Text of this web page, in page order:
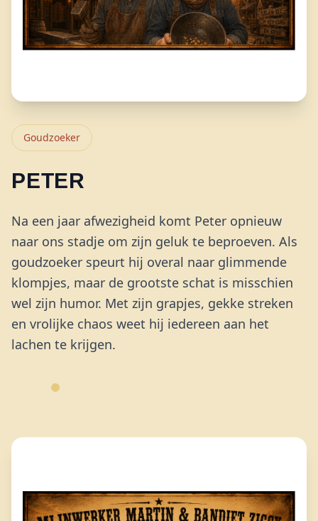
Goudzoeker
PETER
Na een jaar afwezigheid komt Peter opnieuw
naar ons stadje om zijn geluk te beproeven. Als
goudzoeker speurt hij overal naar glimmende
klompjes, maar de grootste schat is misschien
wel zijn humor. Met zijn grapjes, gekke streken
en vrolijke chaos weet hij iedereen aan het
lachen te krijgen.